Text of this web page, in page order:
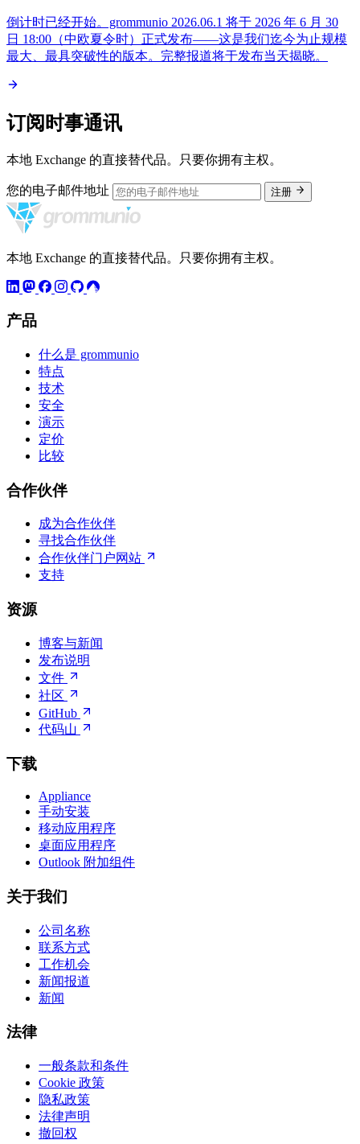
倒计时已经开始。grommunio 2026.06.1 将于 2026 年 6 月 30
日 18:00（中欧夏令时）正式发布——这是我们迄今为止规模
最大、最具突破性的版本。完整报道将于发布当天揭晓。
订阅时事通讯
本地 Exchange 的直接替代品。只要你拥有主权。
您的电子邮件地址 注册
本地 Exchange 的直接替代品。只要你拥有主权。
产品
什么是 grommunio
特点
技术
安全
演示
定价
比较
合作伙伴
成为合作伙伴
寻找合作伙伴
合作伙伴门户网站
支持
资源
博客与新闻
发布说明
文件
社区
GitHub
代码山
下载
Appliance
手动安装
移动应用程序
桌面应用程序
Outlook 附加组件
关于我们
公司名称
联系方式
工作机会
新闻报道
新闻
法律
一般条款和条件
Cookie 政策
隐私政策
法律声明
撤回权